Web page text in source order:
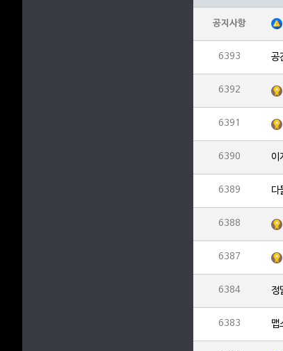
공지사항
6393 공
6392
6391
6390 이
6389 다
6388
6387
6384 정
6383 맵